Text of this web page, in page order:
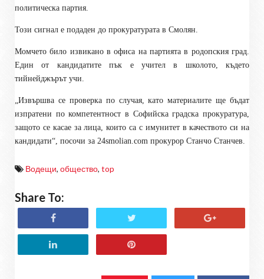
политическа партия.
Този сигнал е подаден до прокуратурата в Смолян.
Момчето било извикано в офиса на партията в родопския град.
Един от кандидатите пък е учител в школото, където
тийнейджърът учи.
„Извършва се проверка по случая, като материалите ще бъдат
изпратени по компетентност в Софийска градска прокуратура,
защото се касае за лица, които са с имунитет в качеството си на
кандидати“, посочи за 24smolian.com прокурор Станчо Станчев.
Водещи, общество, top
Share To: